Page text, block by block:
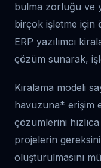
bulma zorluğu ve
birçok işletme için
ERP yazılımcı
çözüm sunarak,
Kiralama modeli
havuzuna* erişim
çözümlerini
projelerin
oluşturulmasını